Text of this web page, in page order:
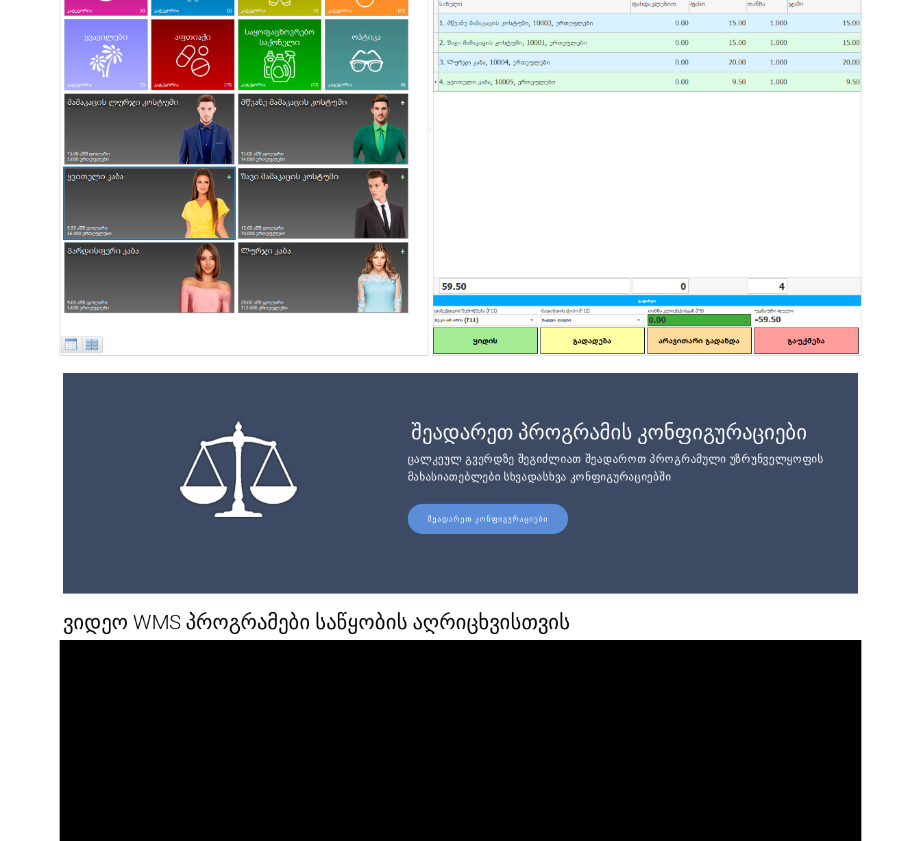
შეადარეთ პროგრამის კონფიგურაციები
ცალკეულ გვერდზე შეგიძლიათ შეადაროთ პროგრამული უზრუნველყოფის
მახასიათებლები სხვადასხვა კონფიგურაციებში.
ᲨᲔᲐᲓᲐᲠᲔᲗ ᲙᲝᲜᲤᲘᲒᲣᲠᲐᲪᲘᲔᲑᲘ
ვიდეო WMS პროგრამები საწყობის აღრიცხვისთვის